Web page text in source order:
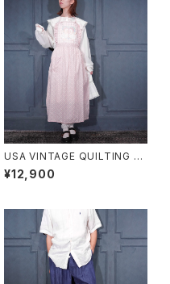
USA VINTAGE QUILTING FR
ILL DUCK DESIGN APRON
ONE PIECE/アメリカ古着キル
¥12,900